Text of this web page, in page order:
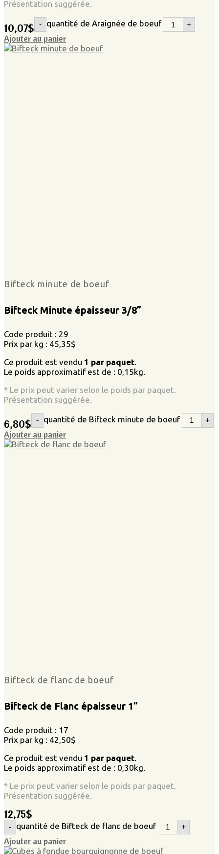
Présentation suggérée.
10,07$ - quantité de Araignée de boeuf +
Ajouter au panier
Bifteck minute de boeuf
Bifteck Minute épaisseur 3/8”
Code produit : 29
Prix par kg : 45,35$
Ce produit est vendu 1 par paquet.
Le poids approximatif est de : 0,15kg.
* Le prix peut varier selon le poids par paquet.
Présentation suggérée.
6,80$ - quantité de Bifteck minute de boeuf +
Ajouter au panier
Bifteck de flanc de boeuf
Bifteck de Flanc épaisseur 1”
Code produit : 17
Prix par kg : 42,50$
Ce produit est vendu 1 par paquet
Le poids approximatif est de : 0,30kg.
* Le prix peut varier selon le poids par paquet.
Présentation suggérée.
12,75$
- quantité de Bifteck de flanc de boeuf +
Ajouter au panier